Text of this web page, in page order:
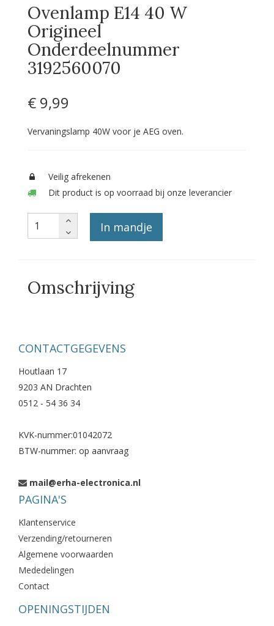
Ovenlamp E14 40 W
Origineel
Onderdeelnummer
3192560070
€ 9,99
Vervaningslamp 40W voor je AEG oven.
Veilig afrekenen
Dit product is op voorraad bij onze leverancier
In mandje
Omschrijving
CONTACTGEGEVENS
Houtlaan 17
9203 AN Drachten
0512 - 54 36 34
KVK-nummer:01042072
BTW-nummer: op aanvraag
mail@erha-electronica.nl
PAGINA'S
Klantenservice
Verzending/retourneren
Algemene voorwaarden
Mededelingen
Contact
OPENINGSTIJDEN